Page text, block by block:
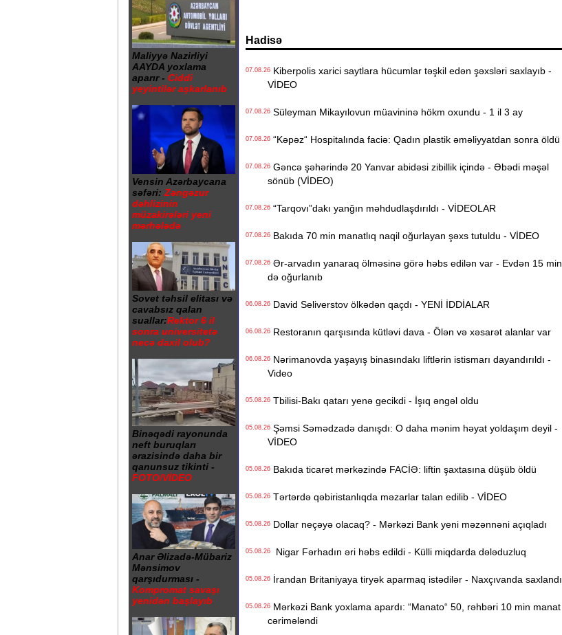
Maliyyə Nazirliyi
AAYDA yoxlama
aparır - Ciddi
yeyintilər aşkarlanıb
Vensin Azərbaycana
səfəri: Zəngəzur
dəhlizinin
müzakirələri yeni
mərhələdə
Sovet təhsil elitası və
cavabsız qalan
suallar:Rektor 6 il
sonra universitetə
necə daxil olub?
Binəqədi rayonunda
neft buruqları
ərazisində daha bir
qanunsuz tikinti -
FOTO/VİDEO
Anar Əlizadə-Mübariz
Mənsimov
qarşıdurması -
Kompromat savaşı
yenidən başlayıb
Hadisə
07.08.26Kiberpolis xarici saytlara hücumlar təşkil edən şəxsləri saxlayıb -
VİDEO
07.08.26Süleyman Mikayılovun müavininə hökm oxundu - 1 il 3 ay
07.08.26“Kəpəz“ Hospitalında faciə: Qadın plastik əməliyyatdan sonra öldü
07.08.26Gəncə şəhərində 20 Yanvar abidəsi zibillik içində - Əbədi məşəl
sönüb (VİDEO)
07.08.26“Tarqovı”dakı yanğın məhdudlaşdırıldı - VİDEOLAR
07.08.26Bakıda 70 min manatlıq naqil oğurlayan şəxs tutuldu - VİDEO
07.08.26Ər-arvadın yanaraq ölməsinə görə həbs edilən var - Evdən 15 min
də oğurlanıb
06.08.26David Seliverstov ölkədən qaçdı - YENİ İDDİALAR
06.08.26Restoranın qarşısında kütləvi dava - Ölən və xəsarət alanlar var
06.08.26Nərimanovda yaşayış binasındakı liftlərin istismarı dayandırıldı -
Video
05.08.26Tbilisi-Bakı qatarı yenə gecikdi - İşıq əngəl oldu
05.08.26Şəmsi Səmədzadə danışdı: O daha mənim həyat yoldaşım deyil -
VİDEO
05.08.26Bakıda ticarət mərkəzində FACİƏ: liftin şaxtasına düşüb öldü
05.08.26Tərtərdə qəbiristanlıqda məzarlar talan edilib - VİDEO
05.08.26Dollar neçəyə olacaq? - Mərkəzi Bank yeni məzənnəni açıqladı
05.08.26Nigar Fərhadın əri həbs edildi - Külli miqdarda dələduzluq
05.08.26İrandan Britaniyaya tiryək aparmaq istədilər - Naxçıvanda saxlandı
05.08.26Mərkəzi Bank yoxlama apardı: “Manato“ 50, rəhbəri 10 min manat
cərimələndi